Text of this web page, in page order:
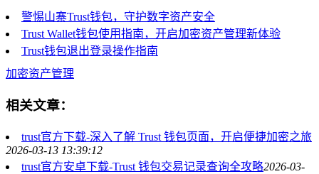
警惕山寨Trust钱包，守护数字资产安全
Trust Wallet钱包使用指南，开启加密资产管理新体验
Trust钱包退出登录操作指南
加密资产管理
相关文章：
trust官方下载-深入了解 Trust 钱包页面，开启便捷加密之旅
2026-03-13 13:39:12
trust官方安卓下载-Trust 钱包交易记录查询全攻略2026-03-